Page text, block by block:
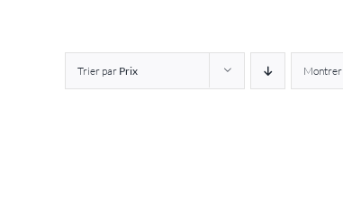
Trier par Prix Montrer